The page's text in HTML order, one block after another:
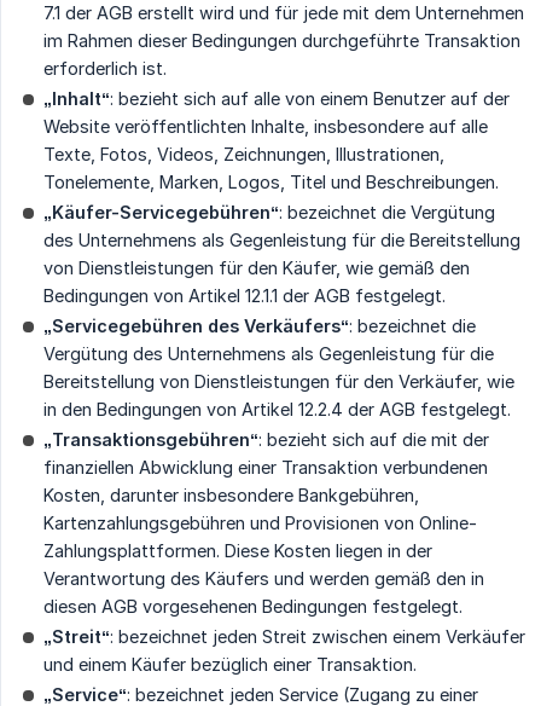
7.1 der AGB erstellt wird und für jede mit dem Unternehmen
im Rahmen dieser Bedingungen durchgeführte Transaktion
erforderlich ist.
„Inhalt“: bezieht sich auf alle von einem Benutzer auf der
Website veröffentlichten Inhalte, insbesondere auf alle
Texte, Fotos, Videos, Zeichnungen, Illustrationen,
Tonelemente, Marken, Logos, Titel und Beschreibungen.
„Käufer-Servicegebühren“: bezeichnet die Vergütung
des Unternehmens als Gegenleistung für die Bereitstellung
von Dienstleistungen für den Käufer, wie gemäß den
Bedingungen von Artikel 12.1.1 der AGB festgelegt.
„Servicegebühren des Verkäufers“: bezeichnet die
Vergütung des Unternehmens als Gegenleistung für die
Bereitstellung von Dienstleistungen für den Verkäufer, wie
in den Bedingungen von Artikel 12.2.4 der AGB festgelegt.
„Transaktionsgebühren“: bezieht sich auf die mit der
finanziellen Abwicklung einer Transaktion verbundenen
Kosten, darunter insbesondere Bankgebühren,
Kartenzahlungsgebühren und Provisionen von Online-
Zahlungsplattformen. Diese Kosten liegen in der
Verantwortung des Käufers und werden gemäß den in
diesen AGB vorgesehenen Bedingungen festgelegt.
„Streit“: bezeichnet jeden Streit zwischen einem Verkäufer
und einem Käufer bezüglich einer Transaktion.
„Service“: bezeichnet jeden Service (Zugang zu einer